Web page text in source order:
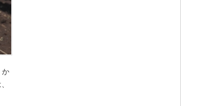
か